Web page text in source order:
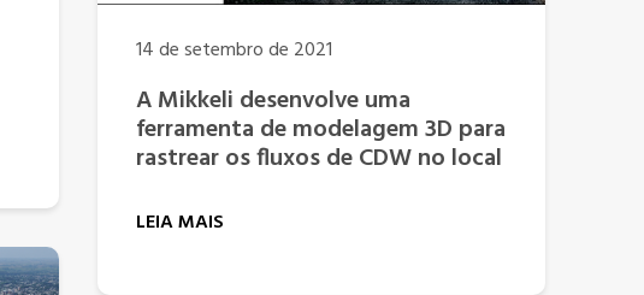
14 de setembro de 2021
A Mikkeli desenvolve uma
ferramenta de modelagem 3D para
rastrear os fluxos de CDW no local
LEIA MAIS